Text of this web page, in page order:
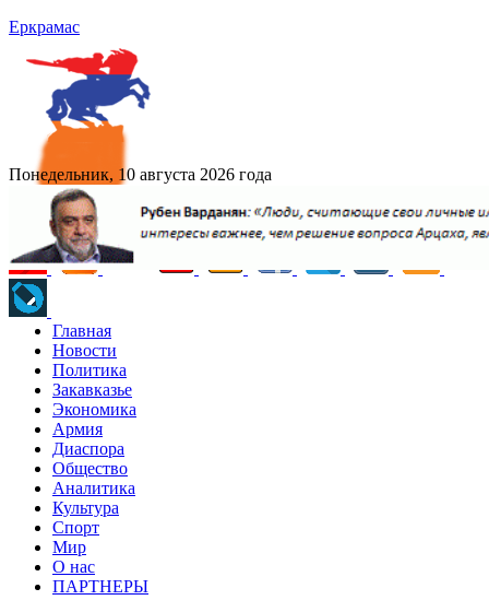
Еркрамас
Понедельник, 10 августа 2026 года
Главная
Новости
Политика
Закавказье
Экономика
Армия
Диаспора
Общество
Аналитика
Культура
Спорт
Мир
О нас
ПАРТНЕРЫ